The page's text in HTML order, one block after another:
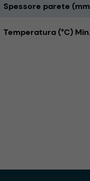
Spessore parete
Temperatura (°C) Min.